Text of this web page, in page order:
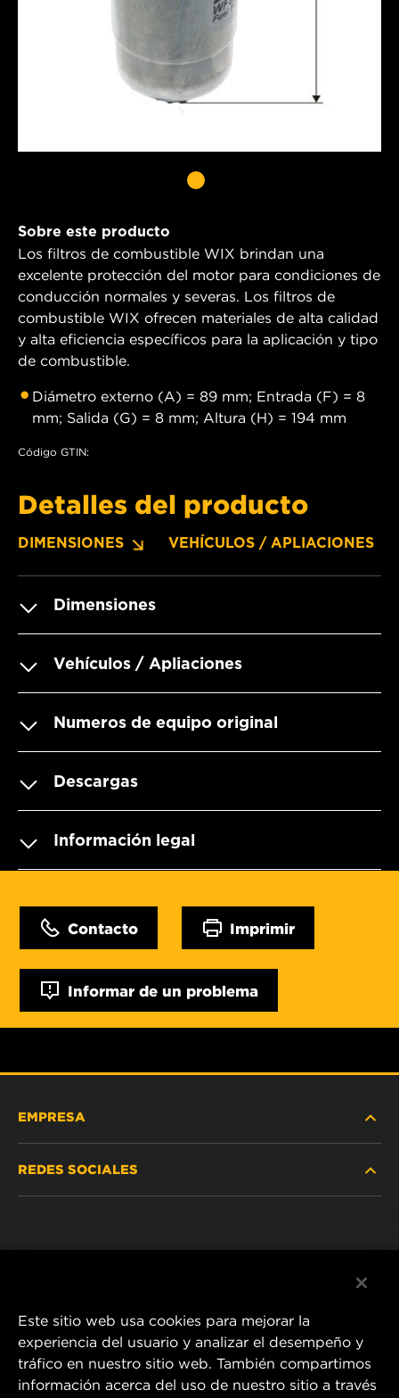
Sobre este producto
Los filtros de combustible WIX brindan una
excelente protección del motor para condiciones de
conducción normales y severas. Los filtros de
combustible WIX ofrecen materiales de alta calidad
y alta eficiencia específicos para la aplicación y tipo
de combustible.
Diámetro externo (A) = 89 mm; Entrada (F) = 8
mm; Salida (G) = 8 mm; Altura (H) = 194 mm
Código GTIN:
Detalles del producto
DIMENSIONES VEHÍCULOS / APLIACIONES
Dimensiones
Vehículos / Apliaciones
Numeros de equipo original
Descargas
Información legal
Contacto Imprimir
Informar de un problema
EMPRESA
REDES SOCIALES
1 Wix Way
Este sitio web usa cookies para mejorar la
experiencia del usuario y analizar el desempeño y
tráfico en nuestro sitio web. También compartimos
información acerca del uso de nuestro sitio a través